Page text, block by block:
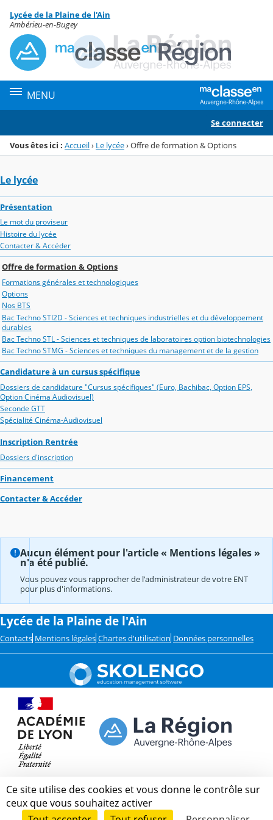
Menu de la rubrique
Contenu
Lycée de la Plaine de l'Ain
Ambérieu-en-Bugey
MENU
Se connecter
Vous êtes ici : Accueil› Le lycée›Offre de formation & Options
Le lycée
Présentation
Le mot du proviseur
Histoire du lycée
Contacter & Accéder
Offre de formation & Options
Formations générales et technologiques
Options
Nos BTS
Bac Techno STI2D - Sciences et techniques industrielles et du développement
durables
Bac Techno STL - Sciences et techniques de laboratoires option biotechnologies
Bac Techno STMG - Sciences et techniques du management et de la gestion
Candidature à un cursus spécifique
Dossiers de candidature "Cursus spécifiques" (Euro, Bachibac, Option EPS,
Option Cinéma Audiovisuel)
Seconde GTT
Spécialité Cinéma-Audiovisuel
Inscription Rentrée
Dossiers d'inscription
Financement
Contacter & Accéder
Aucun élément pour l'article « Mentions légales »
n'a été publié.
Vous pouvez vous rapprocher de l'administrateur de votre ENT
pour plus d'informations.
Lycée de la Plaine de l'Ain
Contacts Mentions légales Chartes d'utilisation Données personnelles
Ce site utilise des cookies et vous donne le contrôle sur
ceux que vous souhaitez activer